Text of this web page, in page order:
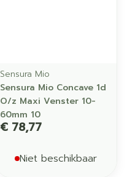
Sensura Mio
Sensura Mio Concave 1d
O/z Maxi Venster 10-
60mm 10
€ 78,77
Niet beschikbaar